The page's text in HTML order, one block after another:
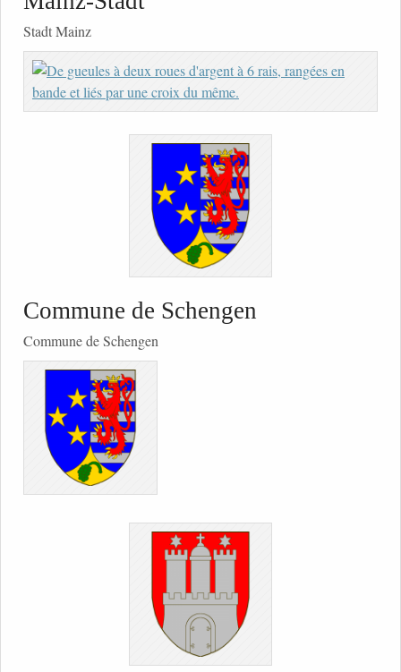
Stadt Mainz
Commune de Schengen
Commune de Schengen